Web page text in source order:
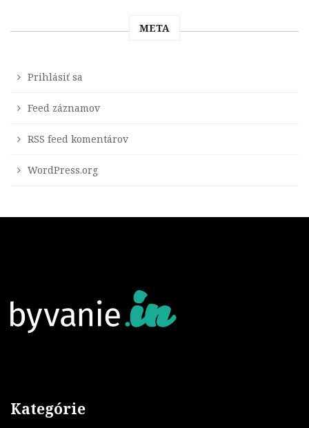
META
Prihlásiť sa
Feed záznamov
RSS feed komentárov
WordPress.org
Kategórie